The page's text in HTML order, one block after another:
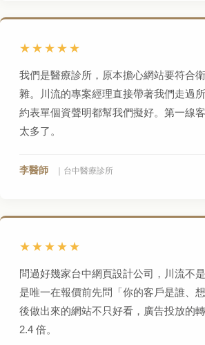
★★★★★
我們是醫療診所，原本擔心網站要符合
雜。川流的專案經理直接帶著我們走過
約表單個資聲明都幫我們擬好。第一線
太多了。
李醫師 ｜台中醫療診所
★★★★★
問過好幾家台中網頁設計公司，川流不
是唯一在報價前先問「你的客戶是誰、
後做出來的網站不只好看，廣告投放的
2.4 倍。